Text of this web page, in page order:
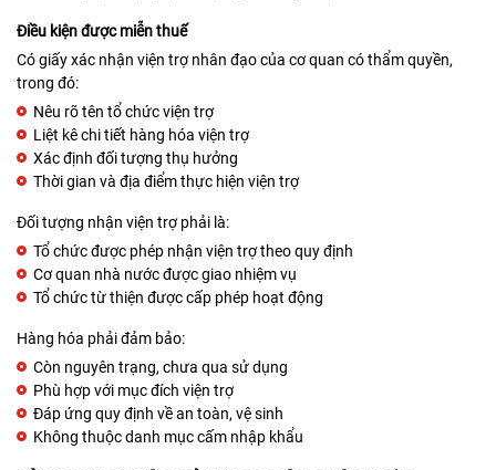
Điều kiện được miễn thuế
Có giấy xác nhận viện trợ nhân đạo của cơ quan có thẩm quyền,
trong đó:
Nêu rõ tên tổ chức viện trợ
Liệt kê chi tiết hàng hóa viện trợ
Xác định đối tượng thụ hưởng
Thời gian và địa điểm thực hiện viện trợ
Đối tượng nhận viện trợ phải là:
Tổ chức được phép nhận viện trợ theo quy định
Cơ quan nhà nước được giao nhiệm vụ
Tổ chức từ thiện được cấp phép hoạt động
Hàng hóa phải đảm bảo:
Còn nguyên trạng, chưa qua sử dụng
Phù hợp với mục đích viện trợ
Đáp ứng quy định về an toàn, vệ sinh
Không thuộc danh mục cấm nhập khẩu